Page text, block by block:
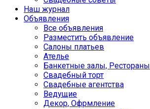
Наш журнал
Объявления
Все объявления
Разместить объявление
Салоны платьев
Ателье
Банкетные залы, Рестораны
Свадебный торт
Свадебные агентства
Ведущие
Декор, Офрмление